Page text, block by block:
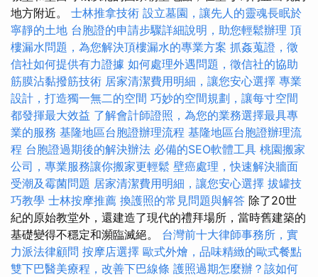
地方附近。 士林推拿技術 設立墓園，讓先人的靈魂長眠於
寧靜的土地 台胞證的申請步驟詳細說明，助您輕鬆辦理 頂
樓漏水問題，為您解決頂樓漏水的專業方案 抓姦蒐證，徵
信社如何提供有力證據 如何處理外遇問題，徵信社的協助
筋膜沾黏撥筋技術 居家清潔費用明細，讓您安心選擇 專業
設計，打造獨一無二的空間 巧妙的空間規劃，讓每寸空間
都發揮最大效益 了解會計師證照，為您的業務選擇最具專
業的服務 基隆地區台胞證辦理流程 基隆地區台胞證辦理流
程 台胞證過期後的解決辦法 必備的SEO軟體工具 桃園搬家
公司，專業服務讓你搬家更輕鬆 壁癌處理，快速解決牆面
受潮及霉菌問題 居家清潔費用明細，讓您安心選擇 拔罐技
巧教學 士林按摩推薦 換護照的常見問題與解答 除了20世
紀的原始教堂外，還建造了現代的禮拜場所，當時舊建築的
基礎變得不穩定和瀕臨滅絕。 台灣前十大律師事務所，實
力派法律顧問 按摩店選擇 歐式外燴，品味精緻的歐式餐點
雙下巴醫美療程，改善下巴線條 護照過期怎麼辦？該如何